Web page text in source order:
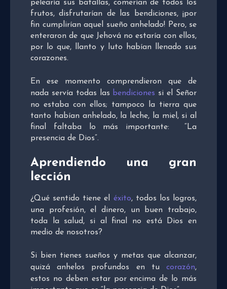
pelearía sus batallas, comerían de todos los
frutos, disfrutarían de las bendiciones, ¡por
fin cumplirían aquel sueño anhelado! Pero, se
enteraron de que Jehová no estaría con ellos,
por lo que, llanto y luto habían llenado sus
corazones.
En ese momento comprendieron que de
nada servía todas las bendiciones si el Señor
no estaba con ellos; tampoco la tierra que
tanto habían anhelado, la leche, la miel, si al
final faltaba lo más importante: “La
presencia de Dios”.
Aprendiendo una gran
lección
¿Qué sentido tiene el éxito, todos los logros,
una profesión, el dinero, un buen trabajo,
toda la salud, si al final no está Dios en
medio de nosotros?
Si bien tienes sueños y metas que alcanzar,
quizá anhelos profundos en tu corazón,
estos no deben estar por encima de lo más